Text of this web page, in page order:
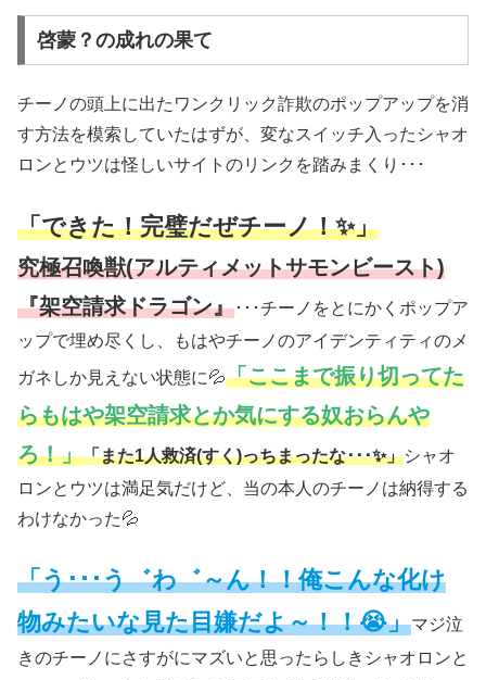
啓蒙？の成れの果て
チーノの頭上に出たワンクリック詐欺のポップアップを消
す方法を模索していたはずが、変なスイッチ入ったシャオ
ロンとウツは怪しいサイトのリンクを踏みまくり･･･
「できた！完璧だぜチーノ！✨」
究極召喚獣(アルティメットサモンビースト)
『架空請求ドラゴン』･･･チーノをとにかくポップア
ップで埋め尽くし、もはやチーノのアイデンティティのメ
ガネしか見えない状態に💦「ここまで振り切ってた
らもはや架空請求とか気にする奴おらんや
ろ！」「また1人救済(すく)っちまったな･･･✨」シャオ
ロンとウツは満足気だけど、当の本人のチーノは納得する
わけなかった💦
「う･･･う゛わ゛～ん！！俺こんな化け
物みたいな見た目嫌だよ～！！😭」マジ泣
きのチーノにさすがにマズいと思ったらしきシャオロンと